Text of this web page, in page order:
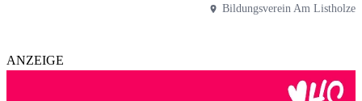
Bildungsverein Am Listholze
ANZEIGE